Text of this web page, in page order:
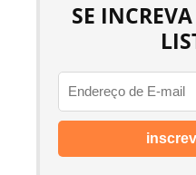
SE